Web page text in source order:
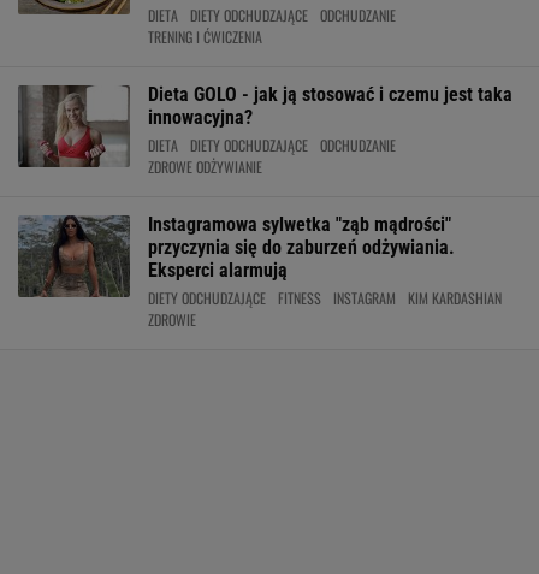
DIETA DIETY ODCHUDZAJĄCE ODCHUDZANIE
TRENING I ĆWICZENIA
Dieta GOLO - jak ją stosować i czemu jest taka
innowacyjna?
DIETA DIETY ODCHUDZAJĄCE ODCHUDZANIE
ZDROWE ODŻYWIANIE
Instagramowa sylwetka "ząb mądrości"
przyczynia się do zaburzeń odżywiania.
Eksperci alarmują
DIETY ODCHUDZAJĄCE FITNESS INSTAGRAM
KIM KARDASHIAN
ZDROWIE